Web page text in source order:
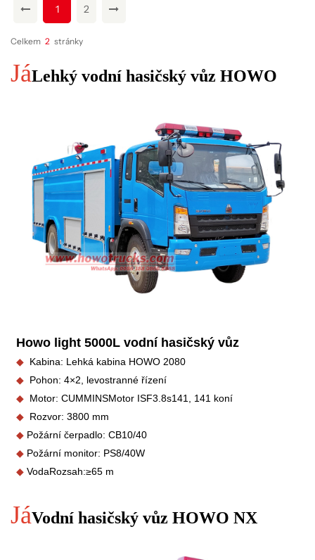
1 2
Celkem 2 Stránky
JáLehký vodní hasičský vůz HOWO
Howo light 5000L vodní hasičský vůz
◆ Kabina: Lehká kabina HOWO 2080
◆ Pohon: 4×2, levostranné řízení
◆ Motor: CUMMINSMotor ISF3.8s141, 141 koní
◆ Rozvor: 3800 mm
◆ Požární čerpadlo: CB10/40
◆ Požární monitor: PS8/40W
◆ VodaRozsah:≥65 m
JáVodní hasičský vůz HOWO NX